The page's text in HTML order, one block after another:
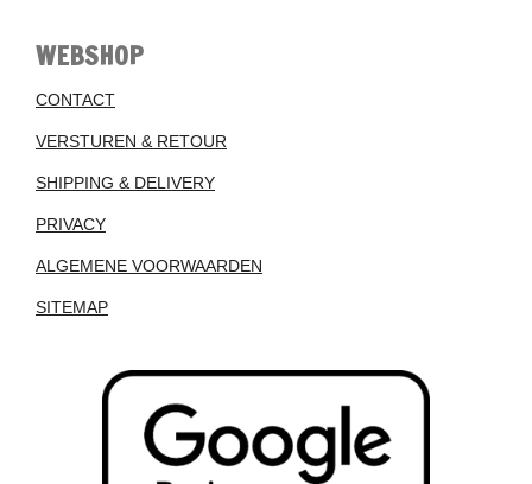
WEBSHOP
CONTACT
VERSTUREN & RETOUR
SHIPPING & DELIVERY
PRIVACY
ALGEMENE VOORWAARDEN
SITEMAP